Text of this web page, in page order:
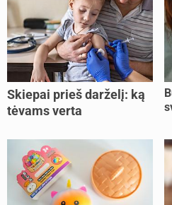
Skiepai prieš darželį: ką
tėvams verta